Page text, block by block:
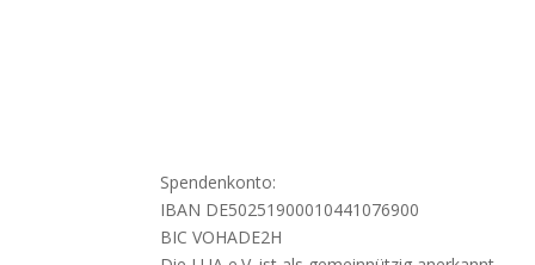
Spendenkonto:
IBAN DE50251900010441076900
BIC VOHADE2H